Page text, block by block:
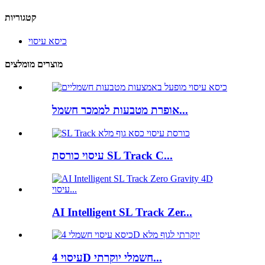
קטגוריות
כיסא עיסוי
מוצרים מומלצים
אופרת מטבעות לממכר חשמל...
עיסוי כורסת SL Track C...
AI Intelligent SL Track Zer...
עיסוי 4D חשמלי יוקרתי...